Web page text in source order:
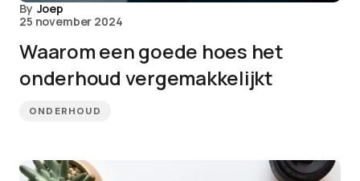
By Joep
25 november 2024
Waarom een goede hoes het
onderhoud vergemakkelijkt
ONDERHOUD